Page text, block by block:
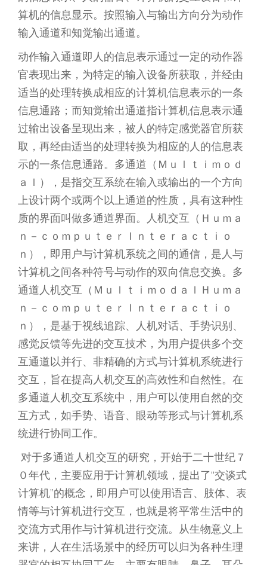
算机的信息显示。按照输入与输出方向分为动作
输入通道和知觉输出通道。
动作输入通道即人的信息表示通过一定的动作器
官表现出来，为特定的输入设备所获取，并经由
适当的处理转换成相应的计算机信息表示的一条
信息通路；而知觉输出通道指计算机信息表示通
过输出设备呈现出来，被人的特定感觉器官所获
取，再经由适当的处理转换为相应的人的信息表
示的一条信息通路。多通道（Ｍｕｌｔｉｍｏｄ
ａｌ），是指交互系统在输入或输出的一个方向
上设计两个或两个以上通道的性质，具有这种性
质的界面叫做多通道界面。人机交互（Ｈｕｍａ
ｎ－ｃｏｍｐｕｔｅｒＩｎｔｅｒａｃｔｉｏ
ｎ），即用户与计算机系统之间的通信，是人与
计算机之间各种符号与动作的双向信息交换。多
通道人机交互（ＭｕｌｔｉｍｏｄａｌＨｕｍａ
ｎ－ｃｏｍｐｕｔｅｒＩｎｔｅｒａｃｔｉｏ
ｎ），是基于视线追踪、人机对话、手势识别、
感觉反馈等先进的交互技术，为用户提供多个交
互通道以并行、非精确的方式与计算机系统进行
交互，旨在提高人机交互的高效性和自然性。在
多通道人机交互系统中，用户可以使用自然的交
互方式，如手势、语音、眼动等形式与计算机系
统进行协同工作。
对于多通道人机交互的研究，开始于二十世纪７
０年代，主要应用于计算机领域，提出了“交谈式
计算机”的概念，即用户可以使用语言、肢体、表
情等与计算机进行交互，也就是将平常生活中的
交流方式用作与计算机进行交流。从生物意义上
来讲，人在生活场景中的经历可以归为各种生理